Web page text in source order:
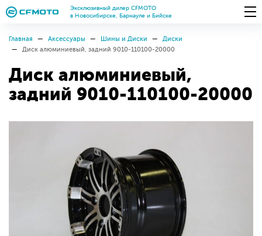
Эксклюзивный дилер CFMOTO
в Новосибирске, Барнауле и Бийске
Главная Аксессуары Шины и Диски
Диски
Диск алюминиевый, задний 9010-110100-20000
Диск алюминиевый,
задний 9010-110100-20000